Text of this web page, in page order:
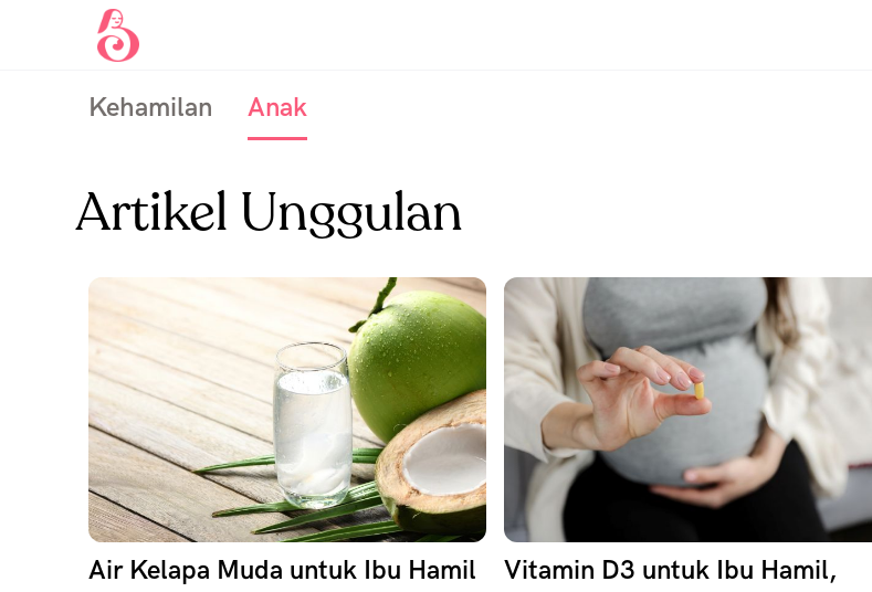
Kehamilan Anak
Artikel Unggulan
Air Kelapa Muda untuk Ibu Hamil
Vitamin D3 untuk Ibu Hamil,